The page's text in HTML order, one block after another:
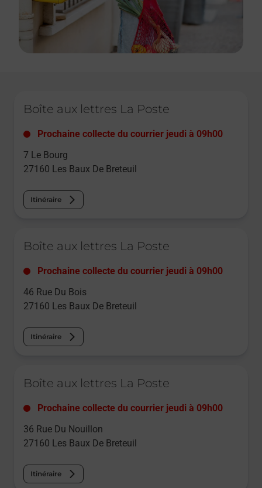
Boîte aux lettres La Poste
Prochaine collecte du courrier jeudi à 09h00
7 Le Bourg
27160 Les Baux De Breteuil
Itinéraire
Boîte aux lettres La Poste
Prochaine collecte du courrier jeudi à 09h00
46 Rue Du Bois
27160 Les Baux De Breteuil
Itinéraire
Boîte aux lettres La Poste
Prochaine collecte du courrier jeudi à 09h00
36 Rue Du Nouillon
27160 Les Baux De Breteuil
Itinéraire